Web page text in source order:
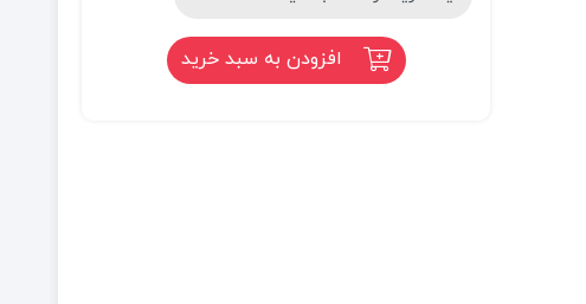
افزودن به سبد خرید